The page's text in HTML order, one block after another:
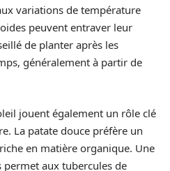
variations de température
peuvent entraver leur
de planter après les
généralement à partir de
jouent également un rôle clé
La patate douce préfère un
en matière organique. Une
permet aux tubercules de